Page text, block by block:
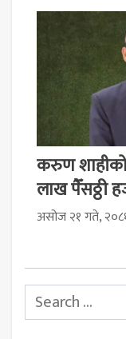
करुण
लाख पैँसठ्ठी
असोज २१ गते,
Search for: